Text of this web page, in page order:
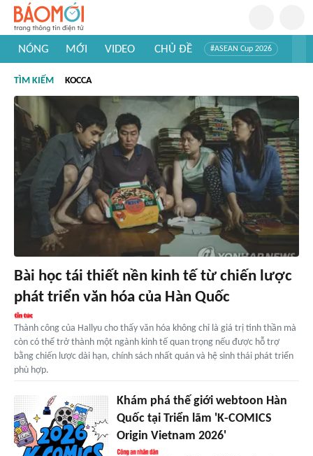
NÓNG MỚI VIDEO CHỦ ĐỀ #ASEAN Cup 2026
#Khám phá thế giới
TÌM KIẾM KOCCA
Bài học tái thiết nền kinh tế từ chiến lược
phát triển văn hóa của Hàn Quốc
Thành công của Hallyu cho thấy văn hóa không chỉ là giá trị tinh thần mà
còn có thể trở thành một ngành kinh tế quan trọng nếu được hỗ trợ
bằng chiến lược dài hạn, chính sách nhất quán và hệ sinh thái phát triển
phù hợp.
Khám phá thế giới webtoon Hàn
Quốc tại Triển lãm 'K-COMICS
Origin Vietnam 2026'